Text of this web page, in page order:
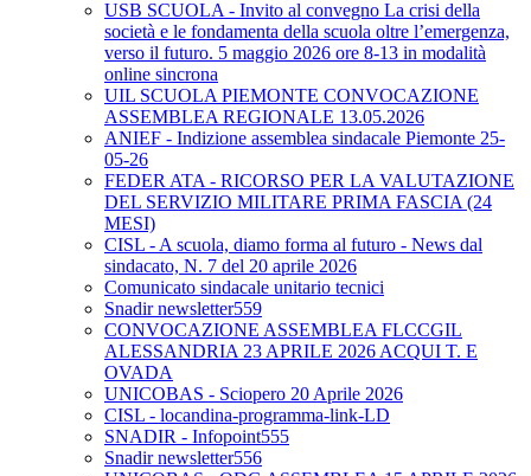
USB SCUOLA - Invito al convegno La crisi della
società e le fondamenta della scuola oltre l’emergenza,
verso il futuro. 5 maggio 2026 ore 8-13 in modalità
online sincrona
UIL SCUOLA PIEMONTE CONVOCAZIONE
ASSEMBLEA REGIONALE 13.05.2026
ANIEF - Indizione assemblea sindacale Piemonte 25-
05-26
FEDER ATA - RICORSO PER LA VALUTAZIONE
DEL SERVIZIO MILITARE PRIMA FASCIA (24
MESI)
CISL - A scuola, diamo forma al futuro - News dal
sindacato, N. 7 del 20 aprile 2026
Comunicato sindacale unitario tecnici
Snadir newsletter559
CONVOCAZIONE ASSEMBLEA FLCCGIL
ALESSANDRIA 23 APRILE 2026 ACQUI T. E
OVADA
UNICOBAS - Sciopero 20 Aprile 2026
CISL - locandina-programma-link-LD
SNADIR - Infopoint555
Snadir newsletter556